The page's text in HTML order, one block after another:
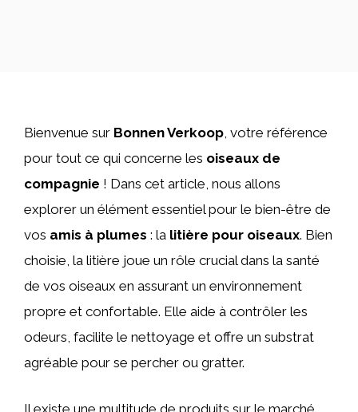
Bienvenue sur Bonnen Verkoop, votre référence
pour tout ce qui concerne les oiseaux de
compagnie ! Dans cet article, nous allons
explorer un élément essentiel pour le bien-être de
vos amis à plumes : la litière pour oiseaux. Bien
choisie, la litière joue un rôle crucial dans la santé
de vos oiseaux en assurant un environnement
propre et confortable. Elle aide à contrôler les
odeurs, facilite le nettoyage et offre un substrat
agréable pour se percher ou gratter.
Il existe une multitude de produits sur le marché,